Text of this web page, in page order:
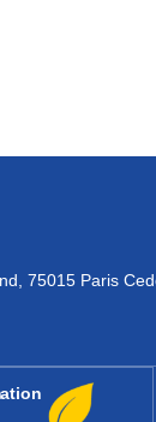
75015 Paris
fenêtre)